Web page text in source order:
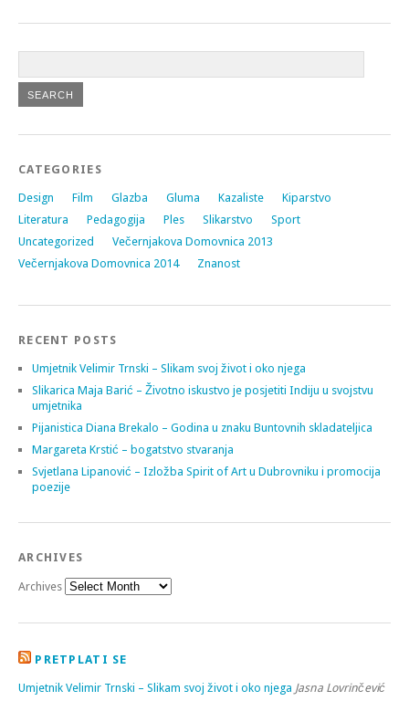
CATEGORIES
Design Film Glazba Gluma Kazaliste
Kiparstvo
Literatura
Pedagogija Ples Slikarstvo
Sport
Uncategorized
Večernjakova Domovnica 2013
Večernjakova Domovnica 2014
Znanost
RECENT POSTS
Umjetnik Velimir Trnski – Slikam svoj život i oko njega
Slikarica Maja Barić – Životno iskustvo je posjetiti Indiju u svojstvu
umjetnika
Pijanistica Diana Brekalo – Godina u znaku Buntovnih skladateljica
Margareta Krstić – bogatstvo stvaranja
Svjetlana Lipanović – Izložba Spirit of Art u Dubrovniku i promocija
poezije
ARCHIVES
Archives
PRETPLATI SE
Umjetnik Velimir Trnski – Slikam svoj život i oko njega Jasna Lovrinčević